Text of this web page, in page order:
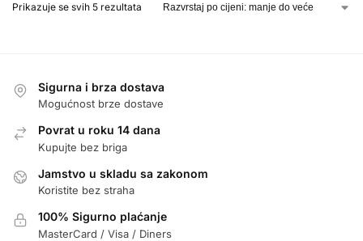
Prikazuje se svih 5 rezultata
Sigurna i brza dostava
Mogućnost brze dostave
Povrat u roku 14 dana
Kupujte bez briga
Jamstvo u skladu sa zakonom
Koristite bez straha
100% Sigurno plaćanje
MasterCard / Visa / Diners